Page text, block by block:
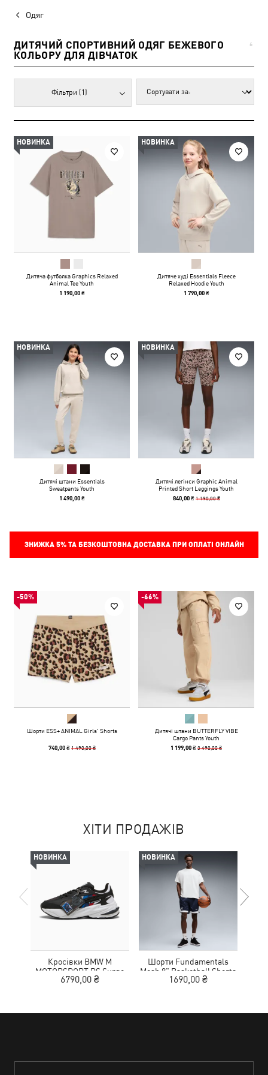
Одяг
ДИТЯЧИЙ СПОРТИВНИЙ ОДЯГ БЕЖЕВОГО
КОЛЬОРУ ДЛЯ ДІВЧАТОК
6
Фільтри (1)
НОВИНКА
Дитяча футболка Graphics Relaxed
Animal Tee Youth
1 190,00 ₴
НОВИНКА
Дитяче худі Essentials Fleece
Relaxed Hoodie Youth
1 790,00 ₴
НОВИНКА
Дитячі штани Essentials
Sweatpants Youth
1 490,00 ₴
НОВИНКА
Дитячі легінси Graphic Animal
Printed Short Leggings Youth
840,00 ₴ 1 190,00 ₴
ЗНИЖКА 5%ТА БЕЗКОШТОВНА ДОСТАВКА ПРИ ОПЛАТІ ОНЛАЙН
-50%
Шорти ESS+ ANIMAL Girls' Shorts
740,00 ₴ 1 490,00 ₴
-66%
Дитячі штани BUTTERFLY VIBE
Cargo Pants Youth
1 199,00 ₴3 490,00 ₴
ХІТИ ПРОДАЖІВ
НОВИНКА
Кросівки BMW M
MOTORSPORT RS Surge
Sneakers Unisex
6790,00 ₴
НОВИНКА
Шорти Fundamentals
Mesh 8" Basketball Shorts
Men
1690,00 ₴